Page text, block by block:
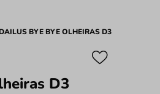
BYE BYE OLHEIRAS D3
D3